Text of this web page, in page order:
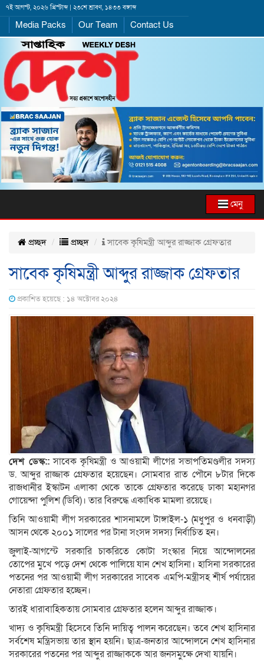
৭ই আগস্ট, ২০২৬ খ্রিস্টাব্দ | ২৩শে শ্রাবণ, ১৪৩৩ বঙ্গাব্দ
Media Packs Our Team Contact Us
মেনু
প্রচ্ছদ প্রচ্ছদ সাবেক কৃষিমন্ত্রী আব্দুর রাজ্জাক গ্রেফতার
সাবেক কৃষিমন্ত্রী আব্দুর রাজ্জাক গ্রেফতার
প্রকাশিত হয়েছে : ১৪ অক্টোবর ২০২৪
দেশ ডেস্ক::সাবেক কৃষিমন্ত্রী ও আওয়ামী লীগের সভাপতিমণ্ডলীর সদস্য
ড. আব্দুর রাজ্জাক গ্রেফতার হয়েছেন। সোমবার রাত পৌনে ৮টার দিকে
রাজধানীর ইস্কাটন এলাকা থেকে তাকে গ্রেফতার করেছে ঢাকা মহানগর
গোয়েন্দা পুলিশ (ডিবি)। তার বিরুদ্ধে একাধিক মামলা রয়েছে।
তিনি আওয়ামী লীগ সরকারের শাসনামলে টাঙ্গাইল-১ (মধুপুর ও ধনবাড়ী)
আসন থেকে ২০০১ সালের পর টানা সংসদ সদস্য নির্বাচিত হন।
জুলাই-আগস্টে সরকারি চাকরিতে কোটা সংস্কার নিয়ে আন্দোলনের
তোপের মুখে পড়ে দেশ থেকে পালিয়ে যান শেখ হাসিনা। হাসিনা সরকারের
পতনের পর আওয়ামী লীগ সরকারের সাবেক এমপি-মন্ত্রীসহ শীর্ষ পর্যায়ের
নেতারা গ্রেফতার হচ্ছেন।
তারই ধারাবাহিকতায় সোমবার গ্রেফতার হলেন আব্দুর রাজ্জাক।
খাদ্য ও কৃষিমন্ত্রী হিসেবে তিনি দায়িত্ব পালন করেছেন। তবে শেখ হাসিনার
সর্বশেষ মন্ত্রিসভায় তার স্থান হয়নি। ছাত্র-জনতার আন্দোলনে শেখ হাসিনার
সরকারের পতনের পর আব্দুর রাজ্জাককে আর জনসমুক্ষে দেখা যায়নি।